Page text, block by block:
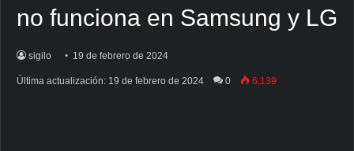
no funciona en Samsung y LG
sigilo 19 de febrero de 2024
Última actualización: 19 de febrero de 2024 0 6,139